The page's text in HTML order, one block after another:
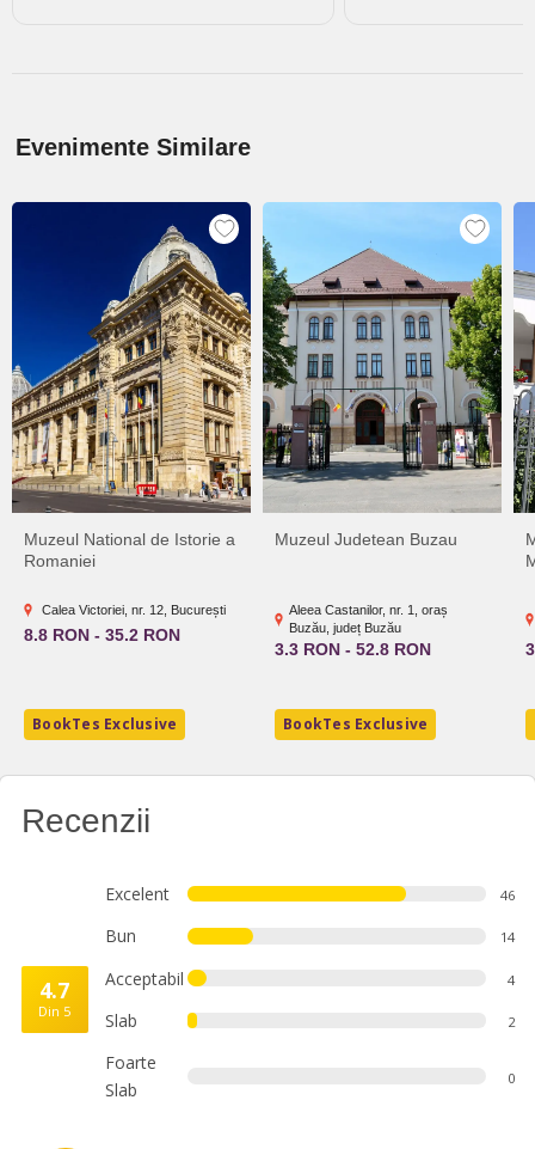
Evenimente Similare
Muzeul National de Istorie a
Romaniei
Calea Victoriei, nr. 12, București
8.8 RON - 35.2 RON
BookTes Exclusive
Muzeul Judetean Buzau
Aleea Castanilor, nr. 1, oraș
Buzău, județ Buzău
3.3 RON - 52.8 RON
BookTes Exclusive
Recenzii
4.7
Din 5
Excelent 46
Bun 14
Acceptabil 4
Slab 2
Foarte
Slab
0